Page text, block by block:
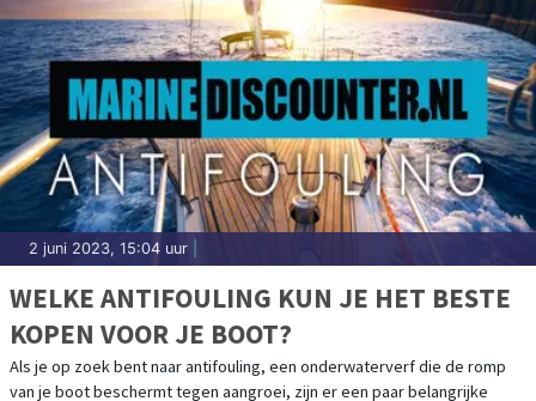
2 juni 2023, 15:04 uur
WELKE ANTIFOULING KUN JE HET BESTE
KOPEN VOOR JE BOOT?
Als je op zoek bent naar antifouling, een onderwaterverf die de romp
van je boot beschermt tegen aangroei, zijn er een paar belangrijke